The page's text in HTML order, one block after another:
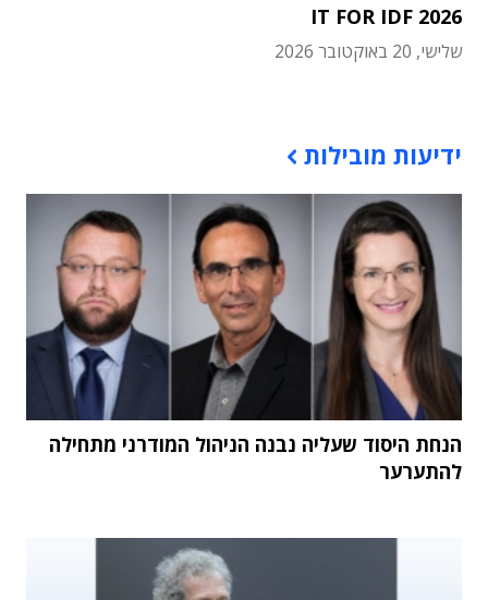
IT FOR IDF 2026
שלישי, 20 באוקטובר 2026
ידיעות מובילות
הנחת היסוד שעליה נבנה הניהול המודרני מתחילה
להתערער